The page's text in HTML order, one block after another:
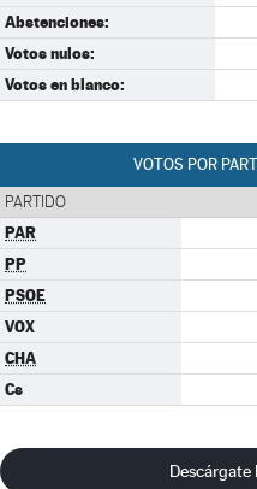
Abstenciones:
Votos nulos:
Votos en blanco:
VOTOS POR
PARTIDO
PAR
PP
PSOE
VOX
CHA
Cs
Descárgate